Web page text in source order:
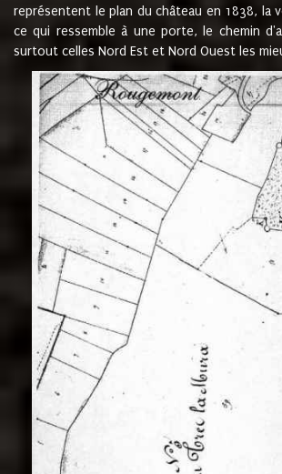
représentent le plan du château en 1838, la
ce qui ressemble à une porte, le chemin
surtout celles Nord Est et Nord Ouest les